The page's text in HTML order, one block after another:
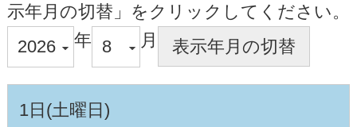
示年月の切替」をクリックしてください。
年
月
1日(土曜日)